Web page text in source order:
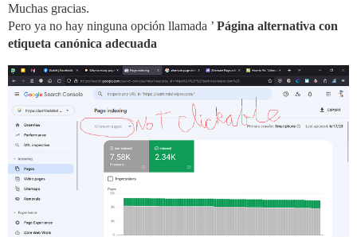
Muchas gracias.
Pero ya no hay ninguna opción llamada ’ Página alternativa con
etiqueta canónica adecuada